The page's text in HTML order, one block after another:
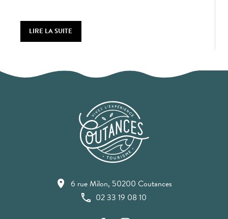
LIRE LA SUITE
6 rue Milon, 50200 Coutances
02 33 19 08 10